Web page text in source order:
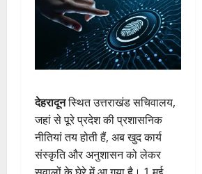
देहरादूनस्थित उत्तराखंड सचिवालय,
जहां से पूरे प्रदेश की प्रशासनिक
नीतियां तय होती हैं, अब खुद कार्य
संस्कृति और अनुशासन को लेकर